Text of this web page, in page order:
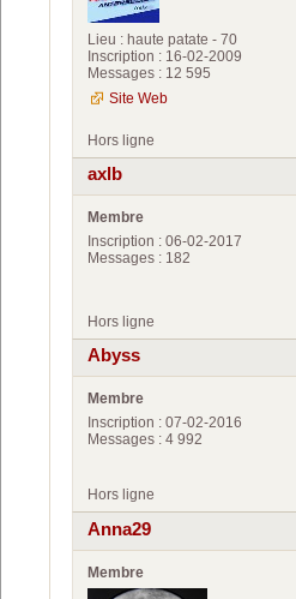
Lieu : haute patate - 70
Inscription : 16-02-2009
Messages : 12 595
Site Web
Hors ligne
axlb
Membre
Inscription : 06-02-2017
Messages : 182
Hors ligne
Abyss
Membre
Inscription : 07-02-2016
Messages : 4 992
Hors ligne
Anna29
Membre